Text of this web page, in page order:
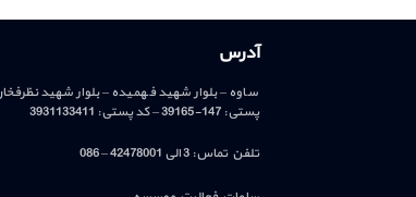
آدرس
ساوه – بلوار شهید فهمیده – بلوار شهید
پستی: 147-39165 – کد پستی: 3931133411
تلفن تماس: 3 الی 42478001 – 086